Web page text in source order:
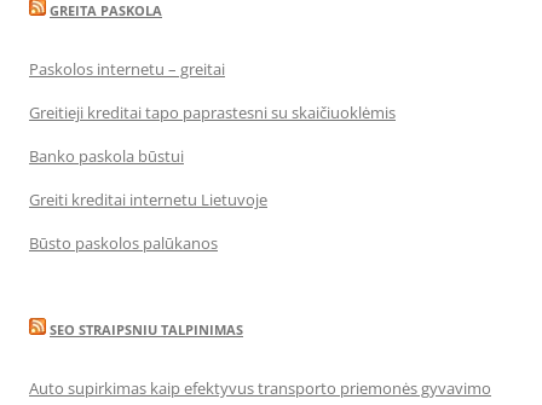
GREITA PASKOLA
Paskolos internetu – greitai
Greitieji kreditai tapo paprastesni su skaičiuoklėmis
Banko paskola būstui
Greiti kreditai internetu Lietuvoje
Būsto paskolos palūkanos
SEO STRAIPSNIU TALPINIMAS
Auto supirkimas kaip efektyvus transporto priemonės gyvavimo